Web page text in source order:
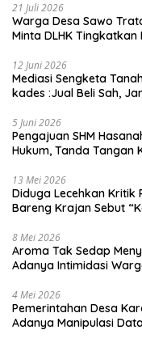
21 Juli 2026
Warga Desa Sawo
Minta DLHK Tingkatkan
12 Juni 2026
Mediasi Sengketa
kades :Jual Beli Sah,
5 Juni 2026
Pengajuan SHM
Hukum, Tanda Tangan
13 Mei 2026
Diduga Lecehkan Kritik
Bareng Krajan Sebut
8 Mei 2026
Aroma Tak Sedap
Adanya Intimidasi
4 Mei 2026
Pemerintahan Desa
Adanya Manipulasi